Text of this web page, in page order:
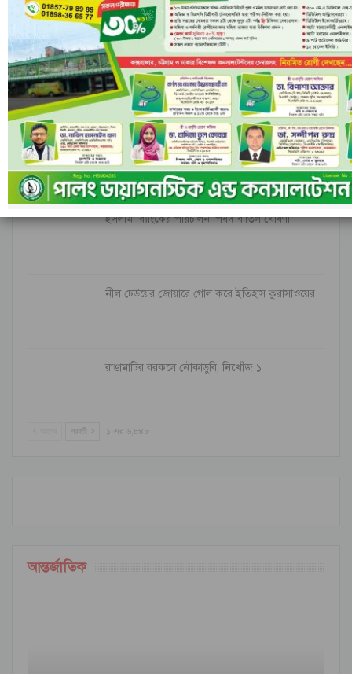
মন্তব্যসমূহ বন্ধ করা হয়.
সর্বশেষ
ইরানি ক্ষেপণাস্ত্রের অপেক্ষায় ইসরাইল; বৈরুত হামলার
পর বাড়ছে…
ইসলামী ব্যাংকের পরিচালনা পর্ষদ বাতিল ঘোষণা
নীল ঢেউয়ের জোয়ারে গোল করে ইতিহাস কুরাসাওয়ের
রাঙামাটির বরকলে নৌকাডুবি, নিখোঁজ ১
পরবর্তী ১ এর ৬,৮৪৮
আন্তর্জাতিক